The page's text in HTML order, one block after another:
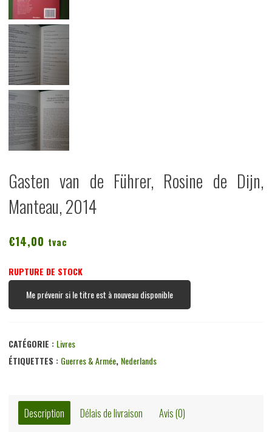
Gasten van de Führer, Rosine de Dijn,
Manteau, 2014
€14,00 tvac
RUPTURE DE STOCK
Me prévenir si le titre est à nouveau disponible
CATÉGORIE : Livres
ÉTIQUETTES : Guerres & Armée, Nederlands
Description Délais de livraison Avis (0)